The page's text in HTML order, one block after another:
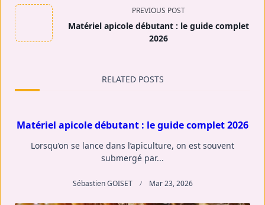
<span
class="nav-
screen-
text">Page</span>
PREVIOUS POST
Matériel apicole débutant : le guide complet
2026
RELATED POSTS
Matériel apicole débutant : le guide complet 2026
Lorsqu’on se lance dans l’apiculture, on est souvent
submergé par...
Sébastien GOISET Mar 23, 2026